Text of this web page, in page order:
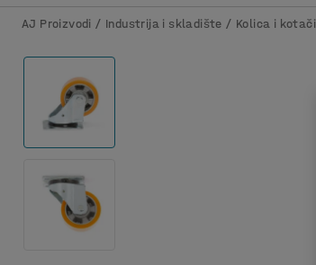
AJ Proizvodi Industrija i skladište Kolica i kotači